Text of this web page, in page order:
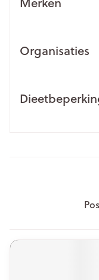
Organisaties